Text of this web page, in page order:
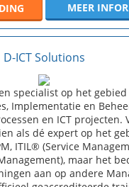
MEER
D-ICT Solutions
specialist op het gebied
Implementatie en
en ICT projecten.
als dé expert op het
ITIL® (Service
maar het
aan op andere